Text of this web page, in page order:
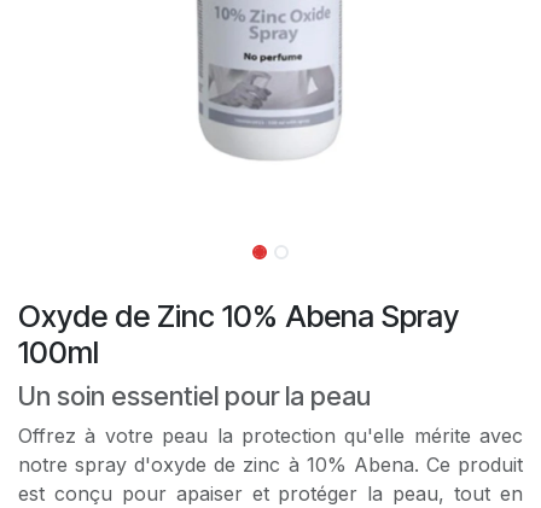
Oxyde de Zinc 10% Abena Spray
100ml
Un soin essentiel pour la peau
Offrez à votre peau la protection qu'elle mérite avec
notre spray d'oxyde de zinc à 10% Abena. Ce produit
est conçu pour apaiser et protéger la peau, tout en